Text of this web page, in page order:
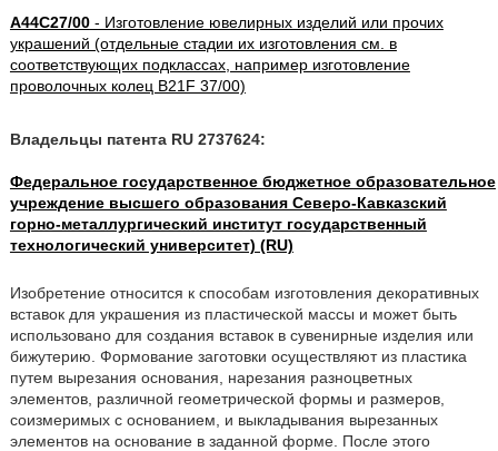
A44C27/00- Изготовление ювелирных изделий или прочих
украшений (отдельные стадии их изготовления см. в
соответствующих подклассах, например изготовление
проволочных колец B21F 37/00)
Владельцы патента RU 2737624:
Федеральное государственное бюджетное образовательное
учреждение высшего образования Северо-Кавказский
горно-металлургический институт государственный
технологический университет) (RU)
Изобретение относится к способам изготовления декоративных
вставок для украшения из пластической массы и может быть
использовано для создания вставок в сувенирные изделия или
бижутерию. Формование заготовки осуществляют из пластика
путем вырезания основания, нарезания разноцветных
элементов, различной геометрической формы и размеров,
соизмеримых с основанием, и выкладывания вырезанных
элементов на основание в заданной форме. После этого